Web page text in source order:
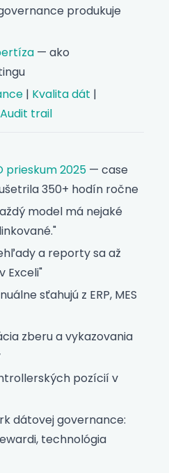
produkuje
— ako
| Kvalita dát |
Audit trail
prieskum 2025 — case
350+ hodín ročne
model má nejaké
a reporty sa až
Exceli"
sťahujú z ERP, MES
zberu a vykazovania
pozícií v
dátovej governance:
technológia